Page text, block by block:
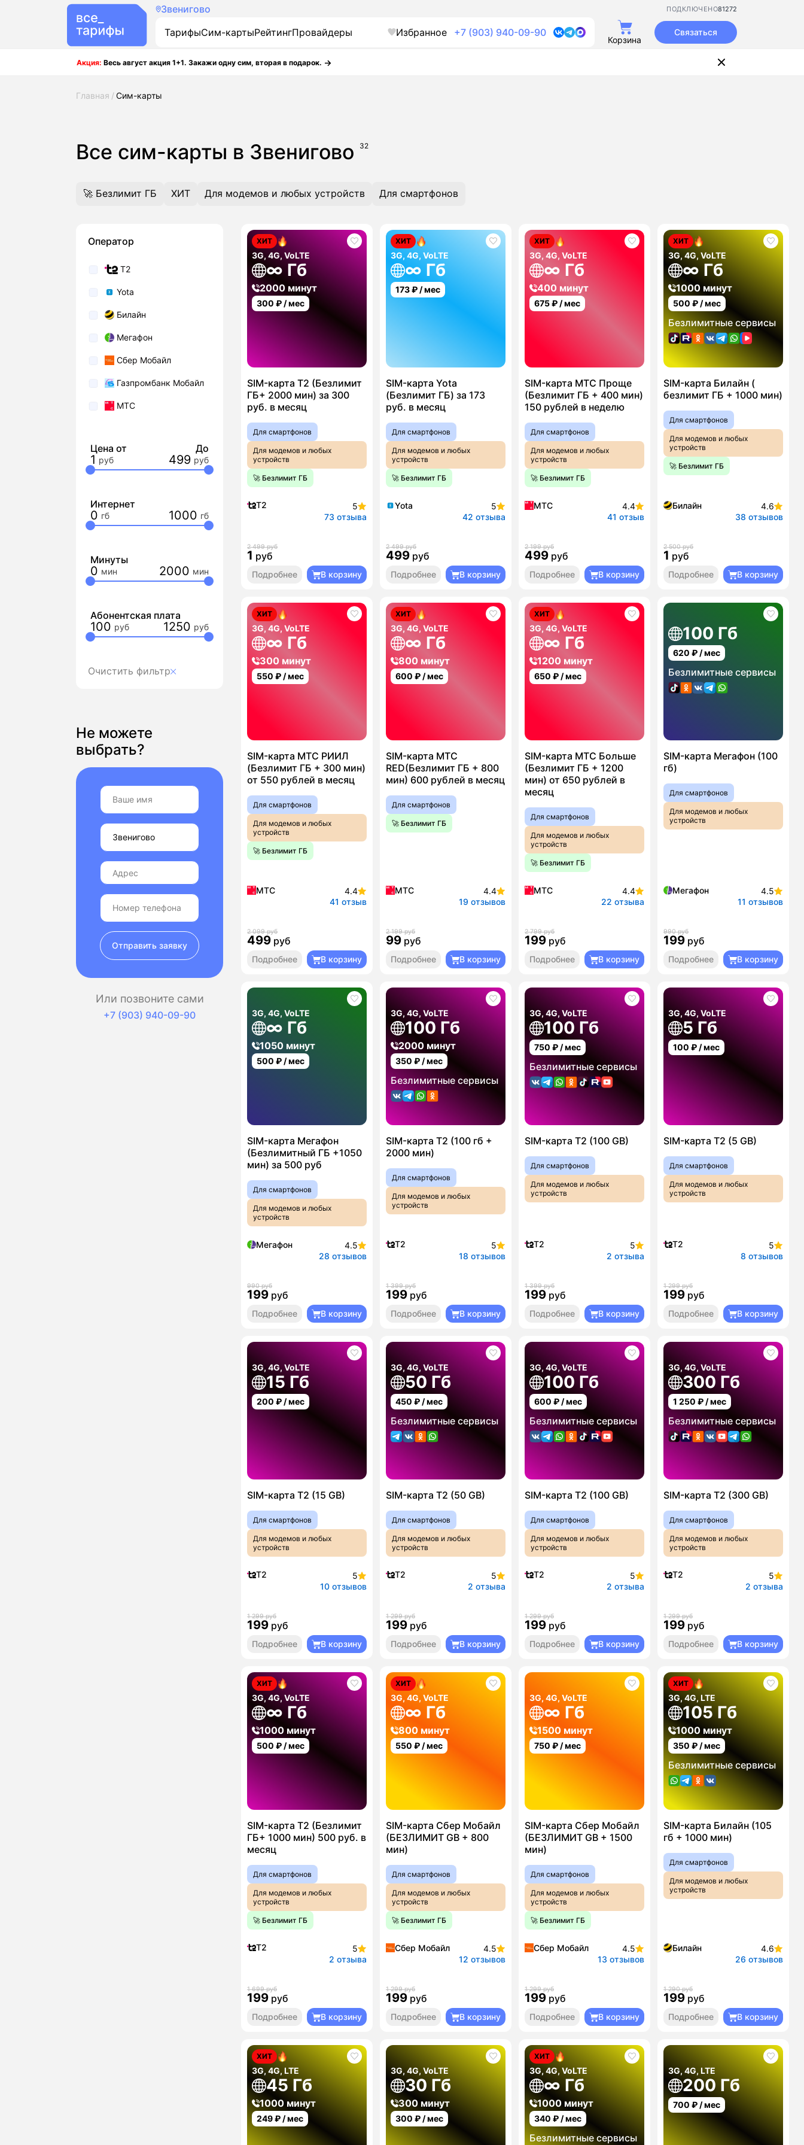
Звенигово 81272
ПОДКЛЮЧЕНО
ТарифыСим-картыРейтингПровайдеры Избранное +7 (903) 940-09-90
Корзина
Связаться
Акция: Весь август акция 1+1. Закажи одну сим, вторая в подарок.
Главная Сим-карты
Все сим-карты в Звенигово 32
🚀 Безлимит ГБ ХИТ Для модемов и любых устройств Для смартфонов
Оператор
T2
Yota
Билайн
Мегафон
Сбер Мобайл
Газпромбанк Мобайл
МТС
Цена от До
1 499
Интернет
0 1000
Минуты
0 2000
Абонентская плата
100 1250
Очистить фильтр
ХИТ
3G, 4G, VoLTE
∞ Гб
2000 минут
300 ₽ / мес
SIM-карта T2 (Безлимит
ГБ+ 2000 мин) за 300
руб. в месяц
Для смартфонов
Для модемов и любых
устройств
🚀 Безлимит ГБ
T2
5
73 отзыва
2 499 руб
1 руб
Подробнее В корзину
ХИТ
3G, 4G, VoLTE
∞ Гб
173₽ / мес
SIM-карта Yota
(Безлимит ГБ) за 173
руб. в месяц
Для смартфонов
Для модемов и любых
устройств
🚀 Безлимит ГБ
Yota
5
42 отзыва
2 499 руб
499 руб
Подробнее В корзину
ХИТ
3G, 4G, VoLTE
∞ Гб
400 минут
675₽ / мес
SIM-карта МТС Проще
(Безлимит ГБ + 400 мин)
150 рублей в неделю
Для смартфонов
Для модемов и любых
устройств
🚀 Безлимит ГБ
МТС
4.4
41 отзыв
2 199 руб
499 руб
Подробнее В корзину
ХИТ
3G, 4G, VoLTE
∞ Гб
1000 минут
500 ₽ / мес
Безлимитные сервисы
SIM-карта Билайн (
безлимит ГБ + 1000 мин)
Для смартфонов
Для модемов и любых
устройств
🚀 Безлимит ГБ
Билайн
4.6
38 отзывов
2 500 руб
1 руб
Подробнее В корзину
ХИТ
3G, 4G, VoLTE
∞ Гб
300 минут
550 ₽ / мес
SIM-карта МТС РИИЛ
(Безлимит ГБ + 300 мин)
от 550 рублей в месяц
Для смартфонов
Для модемов и любых
устройств
🚀 Безлимит ГБ
МТС
4.4
41 отзыв
2 099 руб
499 руб
Подробнее В корзину
ХИТ
3G, 4G, VoLTE
∞ Гб
800 минут
600 ₽ / мес
SIM-карта МТС
RED(Безлимит ГБ + 800
мин) 600 рублей в месяц
Для смартфонов
🚀 Безлимит ГБ
МТС
4.4
19 отзывов
2 199 руб
99 руб
Подробнее В корзину
ХИТ
3G, 4G, VoLTE
∞ Гб
1200 минут
650 ₽ / мес
SIM-карта МТС Больше
(Безлимит ГБ + 1200
мин) от 650 рублей в
месяц
Для смартфонов
Для модемов и любых
устройств
🚀 Безлимит ГБ
МТС
4.4
22 отзыва
2 799 руб
199 руб
Подробнее В корзину
100 Гб
620 ₽ / мес
Безлимитные сервисы
SIM-карта Мегафон (100
гб)
Для смартфонов
Для модемов и любых
устройств
Мегафон
4.5
11 отзывов
990 руб
199 руб
Подробнее В корзину
3G, 4G, VoLTE
∞ Гб
1050 минут
500 ₽ / мес
SIM-карта Мегафон
(Безлимитный ГБ +1050
мин) за 500 руб
Для смартфонов
Для модемов и любых
устройств
Мегафон
4.5
28 отзывов
990 руб
199 руб
Подробнее В корзину
3G, 4G, VoLTE
100 Гб
2000 минут
350 ₽ / мес
Безлимитные сервисы
SIM-карта T2 (100 гб +
2000 мин)
Для смартфонов
Для модемов и любых
устройств
T2
5
18 отзывов
1 399 руб
199 руб
Подробнее В корзину
3G, 4G, VoLTE
100 Гб
750 ₽ / мес
Безлимитные сервисы
SIM-карта T2 (100 GB)
Для смартфонов
Для модемов и любых
устройств
T2
5
2 отзыва
1 399 руб
199 руб
Подробнее В корзину
3G, 4G, VoLTE
5 Гб
100 ₽ / мес
SIM-карта T2 (5 GB)
Для смартфонов
Для модемов и любых
устройств
T2
5
8 отзывов
1 299 руб
199 руб
Подробнее В корзину
3G, 4G, VoLTE
15 Гб
200 ₽ / мес
SIM-карта T2 (15 GB)
Для смартфонов
Для модемов и любых
устройств
T2
5
10 отзывов
1 299 руб
199 руб
Подробнее В корзину
3G, 4G, VoLTE
50 Гб
450 ₽ / мес
Безлимитные сервисы
SIM-карта T2 (50 GB)
Для смартфонов
Для модемов и любых
устройств
T2
5
2 отзыва
1 299 руб
199 руб
Подробнее В корзину
3G, 4G, VoLTE
100 Гб
600 ₽ / мес
Безлимитные сервисы
SIM-карта T2 (100 GB)
Для смартфонов
Для модемов и любых
устройств
T2
5
2 отзыва
1 299 руб
199 руб
Подробнее В корзину
3G, 4G, VoLTE
300 Гб
1 250 ₽ / мес
Безлимитные сервисы
SIM-карта T2 (300 GB)
Для смартфонов
Для модемов и любых
устройств
T2
5
2 отзыва
1 299 руб
199 руб
Подробнее В корзину
ХИТ
3G, 4G, VoLTE
∞ Гб
1000 минут
500 ₽ / мес
SIM-карта T2 (Безлимит
ГБ+ 1000 мин) 500 руб. в
месяц
Для смартфонов
Для модемов и любых
устройств
🚀 Безлимит ГБ
T2
5
2 отзыва
1 699 руб
199 руб
Подробнее В корзину
ХИТ
3G, 4G, VoLTE
∞ Гб
800 минут
550 ₽ / мес
SIM-карта Сбер Мобайл
(БЕЗЛИМИТ GB + 800
мин)
Для смартфонов
Для модемов и любых
устройств
🚀 Безлимит ГБ
Сбер Мобайл
4.5
12 отзывов
1 299 руб
199 руб
Подробнее В корзину
3G, 4G, VoLTE
∞ Гб
1500 минут
750 ₽ / мес
SIM-карта Сбер Мобайл
(БЕЗЛИМИТ GB + 1500
мин)
Для смартфонов
Для модемов и любых
устройств
🚀 Безлимит ГБ
Сбер Мобайл
4.5
13 отзывов
1 299 руб
199 руб
Подробнее В корзину
ХИТ
3G, 4G, LTE
105 Гб
1000 минут
350 ₽ / мес
Безлимитные сервисы
SIM-карта Билайн (105
гб + 1000 мин)
Для смартфонов
Для модемов и любых
устройств
Билайн
4.6
26 отзывов
1 290 руб
199 руб
Подробнее В корзину
ХИТ
3G, 4G, LTE
45 Гб
1000 минут
249₽ / мес
3G, 4G, VoLTE
30 Гб
300 минут
300 ₽ / мес
ХИТ
3G, 4G, VoLTE
∞ Гб
1000 минут
340 ₽ / мес
Безлимитные сервисы
3G, 4G, LTE
200 Гб
700 ₽ / мес
Не можете
выбрать?
Отправить заявку
Или позвоните сами
+7 (903) 940-09-90